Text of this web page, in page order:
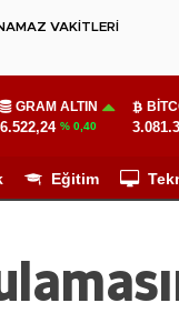
VAKİTLERİ
GRAM ALTIN
6.522,24 % 0,40
Eğitim